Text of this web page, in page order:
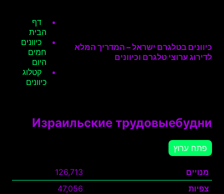
כיוונים בטלגרם ישראל – המדריך המלא
לדירוג ערוצי טלגרם וכיוונים
דף
הבית
כיוונים
חמים
היום
קטלוג
כיוונים
Израильские трудовыебудни
פתח ערוץ
מנויים
126,713
צפיות
47,056